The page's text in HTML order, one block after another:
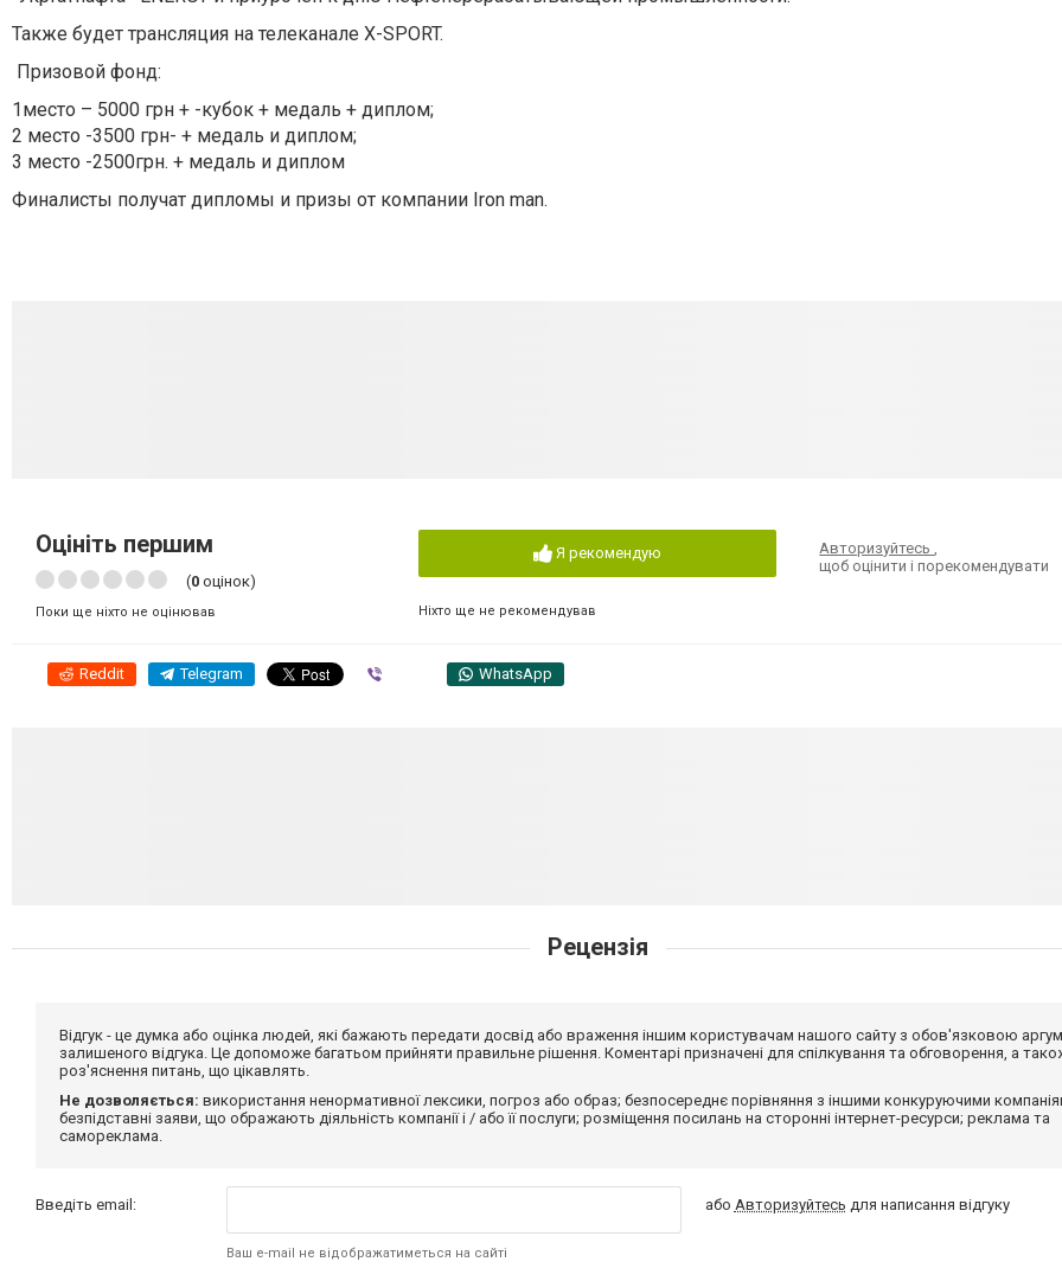
Также будет трансляция на телеканале X-SPORT.
Призовой фонд:
1место – 5000 грн + -кубок + медаль + диплом;
2 место -3500 грн- + медаль и диплом;
3 место -2500грн. + медаль и диплом
Финалисты получат дипломы и призы от компании Iron man.
Оцініть першим
(0 оцінок)
Поки ще ніхто не оцінював
Я рекомендую
Ніхто ще не рекомендував
Авторизуйтесь
щоб оцінити і порекомендувати
Reddit Telegram WhatsApp
Рецензія
Відгук - це думка або оцінка людей, які бажають передати досвід або враження іншим користувачам нашого сайту з обов'язковою
залишеного відгука. Це допоможе багатьом прийняти правильне рішення. Коментарі призначені для спілкування та обговорення, а
роз'яснення питань, що цікавлять.
Не дозволяється: використання ненормативної лексики, погроз або образ; безпосереднє порівняння з іншими конкуруючими
безпідставні заяви, що ображають діяльність компанії і / або її послуги; розміщення посилань на сторонні інтернет-ресурси; реклама та
самореклама.
Введіть email:
Ваш e-mail не відображатиметься на сайті
або Авторизуйтесь для написання відгуку